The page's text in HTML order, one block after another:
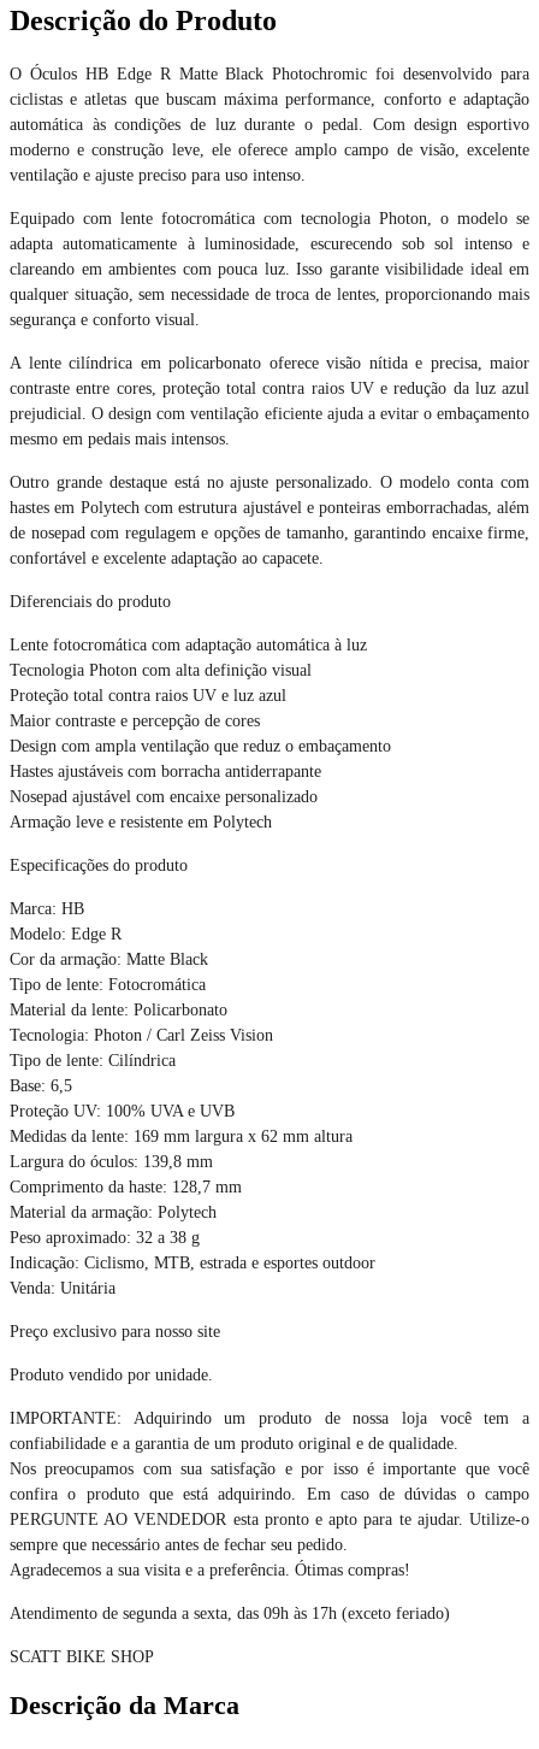
Descrição do Produto
O Óculos HB Edge R Matte Black Photochromic foi desenvolvido para
ciclistas e atletas que buscam máxima performance, conforto e adaptação
automática às condições de luz durante o pedal. Com design esportivo
moderno e construção leve, ele oferece amplo campo de visão, excelente
ventilação e ajuste preciso para uso intenso.
Equipado com lente fotocromática com tecnologia Photon, o modelo se
adapta automaticamente à luminosidade, escurecendo sob sol intenso e
clareando em ambientes com pouca luz. Isso garante visibilidade ideal em
qualquer situação, sem necessidade de troca de lentes, proporcionando mais
segurança e conforto visual.
A lente cilíndrica em policarbonato oferece visão nítida e precisa, maior
contraste entre cores, proteção total contra raios UV e redução da luz azul
prejudicial. O design com ventilação eficiente ajuda a evitar o embaçamento
mesmo em pedais mais intensos.
Outro grande destaque está no ajuste personalizado. O modelo conta com
hastes em Polytech com estrutura ajustável e ponteiras emborrachadas, além
de nosepad com regulagem e opções de tamanho, garantindo encaixe firme,
confortável e excelente adaptação ao capacete.
Diferenciais do produto
Lente fotocromática com adaptação automática à luz
Tecnologia Photon com alta definição visual
Proteção total contra raios UV e luz azul
Maior contraste e percepção de cores
Design com ampla ventilação que reduz o embaçamento
Hastes ajustáveis com borracha antiderrapante
Nosepad ajustável com encaixe personalizado
Armação leve e resistente em Polytech
Especificações do produto
Marca: HB
Modelo: Edge R
Cor da armação: Matte Black
Tipo de lente: Fotocromática
Material da lente: Policarbonato
Tecnologia: Photon / Carl Zeiss Vision
Tipo de lente: Cilíndrica
Base: 6,5
Proteção UV: 100% UVA e UVB
Medidas da lente: 169 mm largura x 62 mm altura
Largura do óculos: 139,8 mm
Comprimento da haste: 128,7 mm
Material da armação: Polytech
Peso aproximado: 32 a 38 g
Indicação: Ciclismo, MTB, estrada e esportes outdoor
Venda: Unitária
Preço exclusivo para nosso site
Produto vendido por unidade.
IMPORTANTE: Adquirindo um produto de nossa loja você tem a
confiabilidade e a garantia de um produto original e de qualidade.
Nos preocupamos com sua satisfação e por isso é importante que você
confira o produto que está adquirindo. Em caso de dúvidas o campo
PERGUNTE AO VENDEDOR esta pronto e apto para te ajudar. Utilize-o
sempre que necessário antes de fechar seu pedido.
Agradecemos a sua visita e a preferência. Ótimas compras!
Atendimento de segunda a sexta, das 09h às 17h (exceto feriado)
SCATT BIKE SHOP
Descrição da Marca